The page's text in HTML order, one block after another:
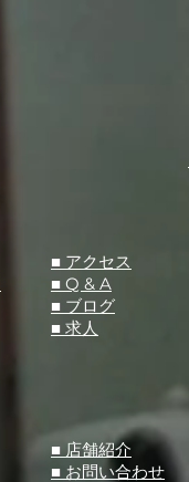
​■ アクセス
■ Q & A
​■ ブログ
​■ 求人
​■ 店舗紹介
■ お問い合わせ